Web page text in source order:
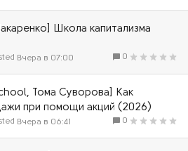
Школа капитализма
0
Вчера в 07:00
Тома Суворова] Как
при помощи акций (2026)
0
Вчера в 06:41